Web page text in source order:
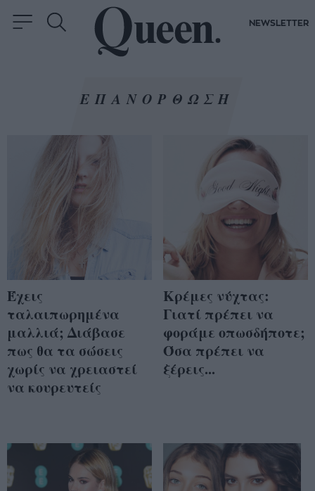
NEWSLETTER
ΕΠΑΝΟΡΘΩΣΗ
Έχεις
ταλαιπωρημένα
μαλλιά; Διάβασε
πως θα τα σώσεις
χωρίς να χρειαστεί
να κουρευτείς
Κρέμες νύχτας:
Γιατί πρέπει να
φοράμε οπωσδήποτε;
Όσα πρέπει να
ξέρεις...